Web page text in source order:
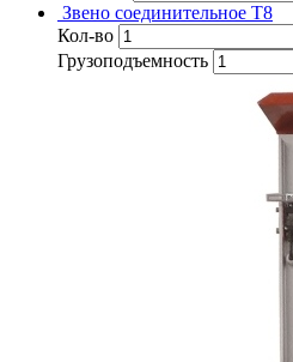
Звено соединительное T8
Кол-во
Грузоподъемность